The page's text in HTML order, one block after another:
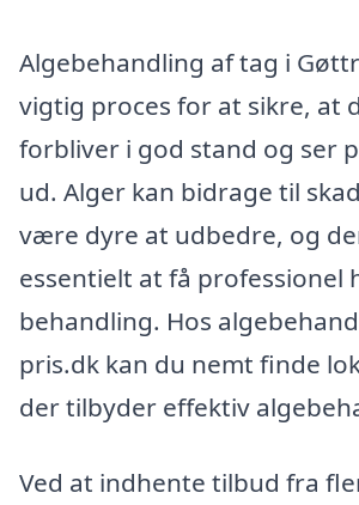
Algebehandling af tag i
vigtig proces for at sikre, at
forbliver i god stand og ser
ud. Alger kan bidrage til
være dyre at udbedre, og
essentielt at få professionel
behandling. Hos
pris.dk kan du nemt finde
der tilbyder effektiv
Ved at indhente tilbud fra